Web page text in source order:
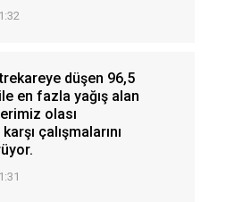
düşen 96,5
en fazla yağış alan
olası
çalışmalarını